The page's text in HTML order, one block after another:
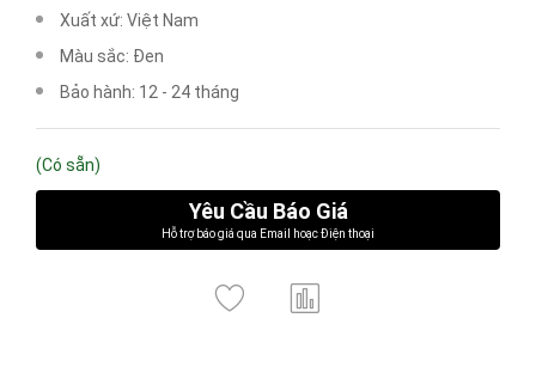
Xuất xứ: Việt Nam
Màu sắc: Đen
Bảo hành: 12 - 24 tháng
(Có sẵn)
Yêu Cầu Báo Giá
Hỗ trợ báo giá qua Email hoạc Điện thoại